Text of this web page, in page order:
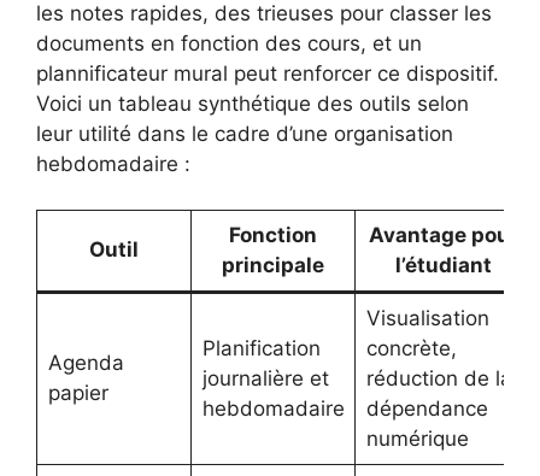
les notes rapides, des trieuses pour classer les
documents en fonction des cours, et un
plannificateur mural peut renforcer ce dispositif.
Voici un tableau synthétique des outils selon
leur utilité dans le cadre d’une organisation
hebdomadaire :
Outil
Fonction
principale
Avantage pour
l’étudiant
Agenda
papier
Planification
journalière et
hebdomadaire
Visualisation
concrète,
réduction de la
dépendance
numérique